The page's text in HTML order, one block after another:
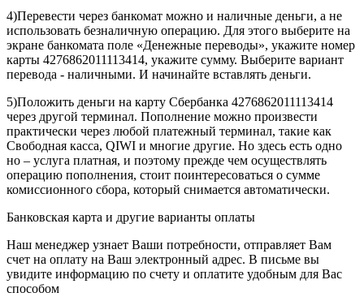
4)Перевести через банкомат можно и наличные деньги, а не
использовать безналичную операцию. Для этого выберите на
экране банкомата поле «Денежные переводы», укажите номер
карты 4276862011113414, укажите сумму. Выберите вариант
перевода - наличными. И начинайте вставлять деньги.
5)Положить деньги на карту Сбербанка 4276862011113414
через другой терминал. Пополнение можно произвести
практически через любой платежный терминал, такие как
Свободная касса, QIWI и многие другие. Но здесь есть одно
но – услуга платная, и поэтому прежде чем осуществлять
операцию пополнения, стоит поинтересоваться о сумме
комиссионного сбора, который снимается автоматически.
Банковская карта и другие варианты оплаты
Наш менеджер узнает Ваши потребности, отправляет Вам
счет на оплату на Ваш электронный адрес. В письме вы
увидите информацию по счету и оплатите удобным для Вас
способом